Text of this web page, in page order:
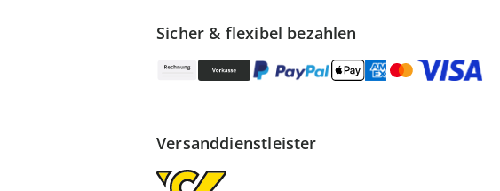
Sicher & flexibel bezahlen
Versanddienstleister